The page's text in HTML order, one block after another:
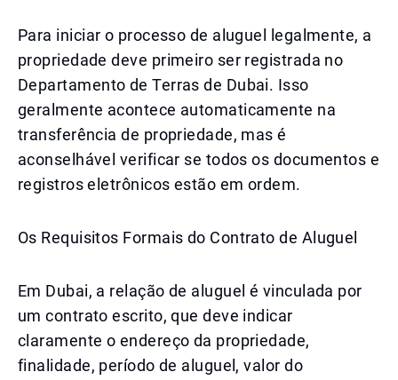
Para iniciar o processo de aluguel legalmente, a
propriedade deve primeiro ser registrada no
Departamento de Terras de Dubai. Isso
geralmente acontece automaticamente na
transferência de propriedade, mas é
aconselhável verificar se todos os documentos e
registros eletrônicos estão em ordem.
Os Requisitos Formais do Contrato de Aluguel
Em Dubai, a relação de aluguel é vinculada por
um contrato escrito, que deve indicar
claramente o endereço da propriedade,
finalidade, período de aluguel, valor do